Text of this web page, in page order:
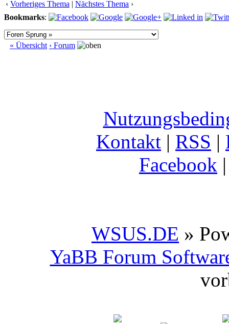
‹ Vorheriges Thema | Nächstes Thema ›
Bookmarks:
« Übersicht ‹ Forum
Kontakt | RSS |
Facebook
WSUS.DE »
YaBB Forum